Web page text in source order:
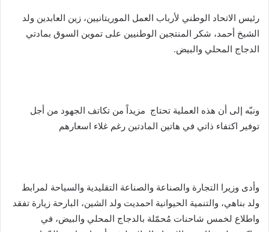
رئيس الاتحاد الوطني لأرباب العمل الموريتانيين، زين العابدين ولد
الشيخ أحمد، شكر المنتجين الوطنيين على تموين السوق بمادتي
الدجاج المحلي والبيض.
ونبّه إلى أن هذه العملية تحتاج مزيداً من تكاتف الجهود من أجل
توفير اكتفاء ذاتي في هاتين المادتين رغم غلاء اسعارهم
وأدى وزيرا التجارة والصناعة والصناعة التقليدية والسياحة لمرابط
ولد بناهي، والتنمية الحيوانية احمديت ولد الشين، البارحة زيارة تفقد
واطلاع لخمس شاحنات مُحمّلة بالدجاج المحلي والبيض، في